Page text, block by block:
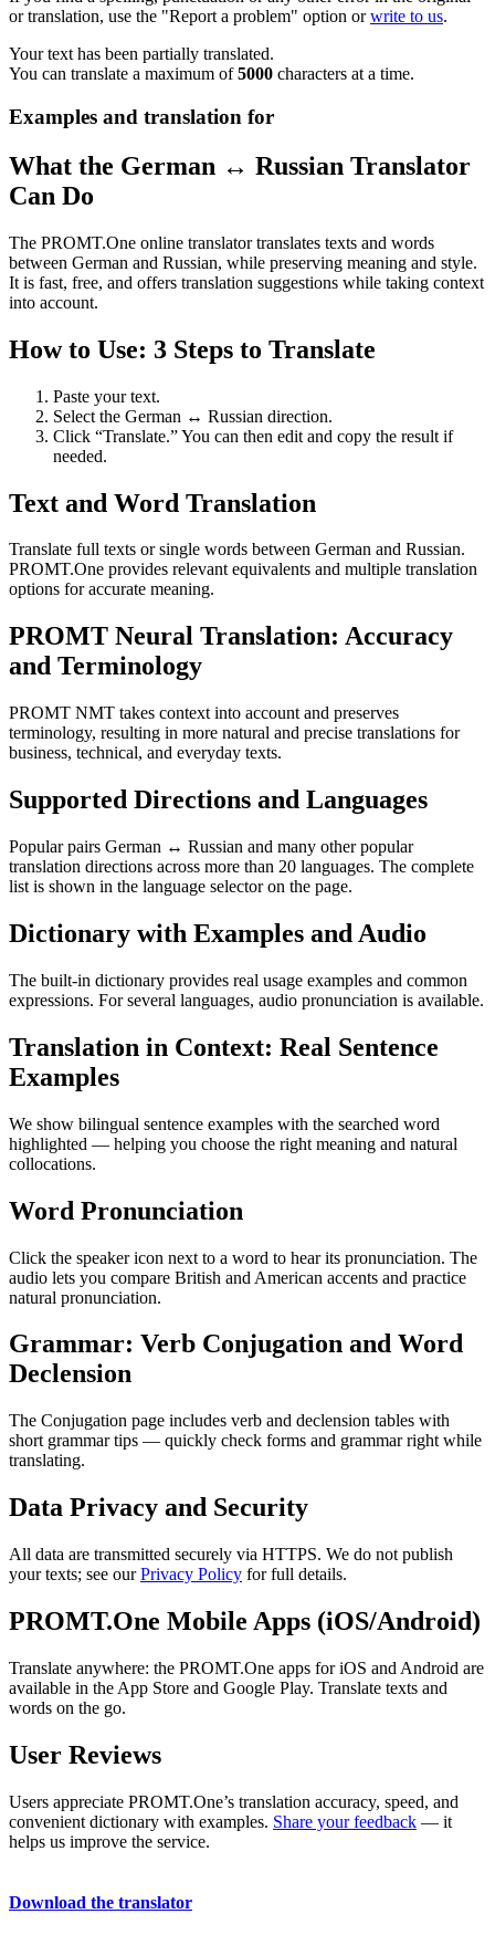
or translation, use the "Report a problem" option orwrite to us.
Your text has been partially translated.
You can translate a maximum of5000 characters at a time.
Examples and translation for
What the German ↔ Russian Translator
Can Do
The PROMT.One online translator translates texts and words
between German and Russian, while preserving meaning and style.
It is fast, free, and offers translation suggestions while taking context
into account.
How to Use: 3 Steps to Translate
Paste your text.
Select the German ↔ Russian direction.
Click “Translate.” You can then edit and copy the result if
needed.
Text and Word Translation
Translate full texts or single words between German and Russian.
PROMT.One provides relevant equivalents and multiple translation
options for accurate meaning.
PROMT Neural Translation: Accuracy
and Terminology
PROMT NMT takes context into account and preserves
terminology, resulting in more natural and precise translations for
business, technical, and everyday texts.
Supported Directions and Languages
Popular pairs German ↔ Russian and many other popular
translation directions across more than 20 languages. The complete
list is shown in the language selector on the page.
Dictionary with Examples and Audio
The built-in dictionary provides real usage examples and common
expressions. For several languages, audio pronunciation is available.
Translation in Context: Real Sentence
Examples
We show bilingual sentence examples with the searched word
highlighted — helping you choose the right meaning and natural
collocations.
Word Pronunciation
Click the speaker icon next to a word to hear its pronunciation. The
audio lets you compare British and American accents and practice
natural pronunciation.
Grammar: Verb Conjugation and Word
Declension
The Conjugation page includes verb and declension tables with
short grammar tips — quickly check forms and grammar right while
translating.
Data Privacy and Security
All data are transmitted securely via HTTPS. We do not publish
your texts; see ourPrivacy Policy for full details.
PROMT.One Mobile Apps (iOS/Android)
Translate anywhere: the PROMT.One apps for iOS and Android are
available in the App Store and Google Play. Translate texts and
words on the go.
User Reviews
Users appreciate PROMT.One’s translation accuracy, speed, and
convenient dictionary with examples. Share your feedback — it
helps us improve the service.
Download the translator